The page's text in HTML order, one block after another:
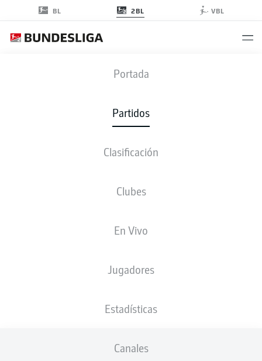
BL 2BL VBL
Portada
Partidos
Clasificación
Clubes
En Vivo
Jugadores
Estadísticas
Canales
HSV - SVD
2 2
ALINEACIONES ESTADÍSTICAS